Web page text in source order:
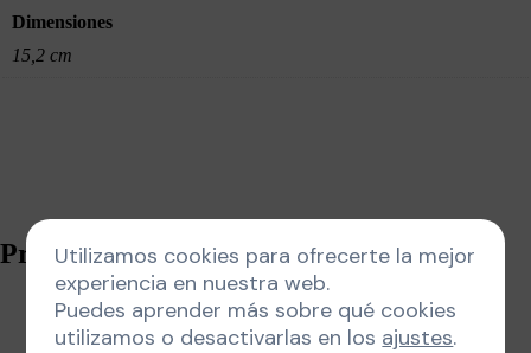
Dimensiones
15,2 cm
Productos relacionados
Utilizamos cookies para ofrecerte la mejor
experiencia en nuestra web.
Puedes aprender más sobre qué cookies
utilizamos o desactivarlas en los ajustes.